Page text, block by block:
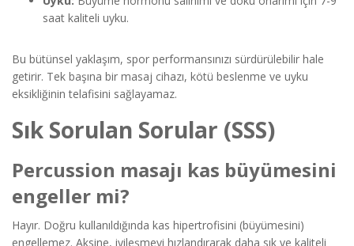
saat kaliteli uyku.
Bu bütünsel yaklaşım, spor performansınızı sürdürülebilir hale
getirir. Tek başına bir masaj cihazı, kötü beslenme ve uyku
eksikliğinin telafisini sağlayamaz.
Sık Sorulan Sorular (SSS)
Percussion masajı kas büyümesini
engeller mi?
Hayır. Doğru kullanıldığında kas hipertrofisini (büyümesini)
engellemez. Aksine, iyileşmeyi hızlandırarak daha sık ve kaliteli